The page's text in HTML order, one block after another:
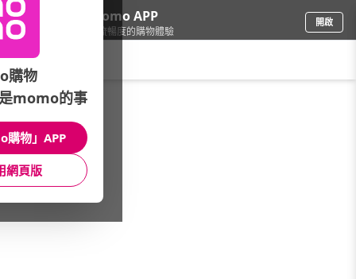
下載momo APP
給你3倍流暢度的購物體驗
開啟
露營寢具/一般睡墊
本館精選商品
館長推薦 月銷量
購物
momo的事
購物」APP
網頁版